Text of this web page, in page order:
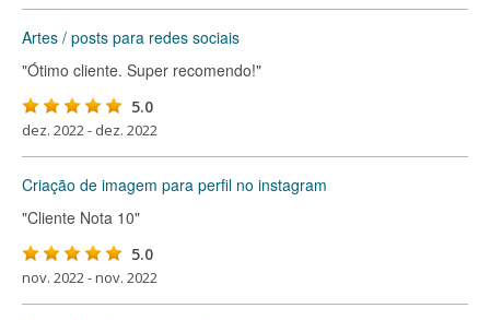
Artes / posts para redes sociais
"Ótimo cliente. Super recomendo!"
5.0
dez. 2022 - dez. 2022
Criação de imagem para perfil no instagram
"Cliente Nota 10"
5.0
nov. 2022 - nov. 2022